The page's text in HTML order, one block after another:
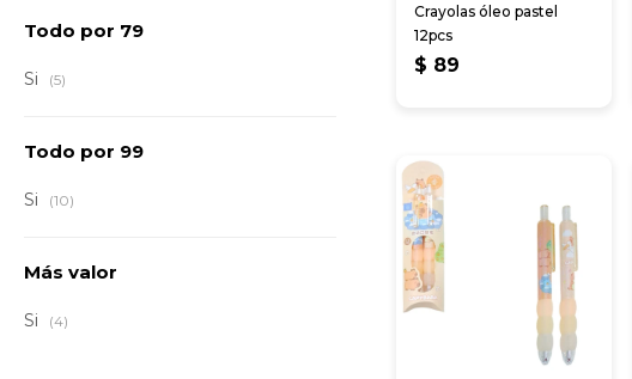
Crayolas óleo pastel
12pcs
$ 89
Todo por 79
Si (5)
Todo por 99
Si (10)
Más valor
Si (4)